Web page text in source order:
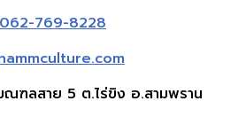
062-769-8228
ฑลสาย 5 ต.ไร่ขิง อ.สามพราน